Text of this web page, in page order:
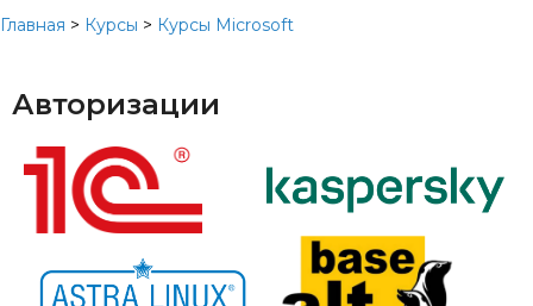
Главная > Курсы > Курсы Microsoft
Авторизации